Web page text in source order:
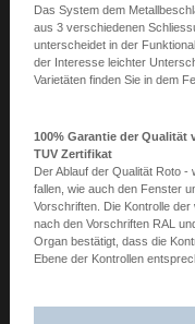
Das System dem
aus 3 verschiedenen
unterscheidet in der
der Interesse leichter
Varietäten finden Sie in dem
100% Garantie der
TUV Zertifikat
Der Ablauf der Qualität Roto -
fallen, wie auch den Fenster
Vorschriften. Die Kontrolle
nach den Vorschriften RAL
Organ bestätigt, dass die
Ebene der Kontrollen